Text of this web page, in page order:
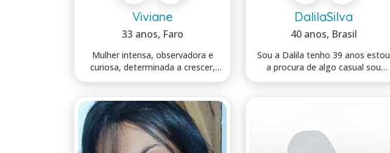
Viviane
33 anos, Faro
Mulher intensa, observadora e
curiosa, determinada a crescer,
DalilaSilva
40 anos, Brasil
Sou a Dalila tenho 39 anos estou
a procura de algo casual sou